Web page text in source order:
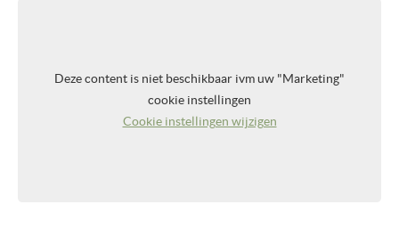
Deze content is niet beschikbaar ivm uw "Marketing"
cookie instellingen
Cookie instellingen wijzigen